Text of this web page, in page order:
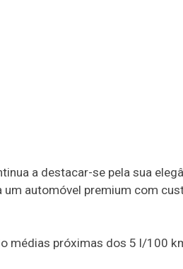
a destacar-se pela sua
automóvel premium com
médias próximas dos 5 l/100